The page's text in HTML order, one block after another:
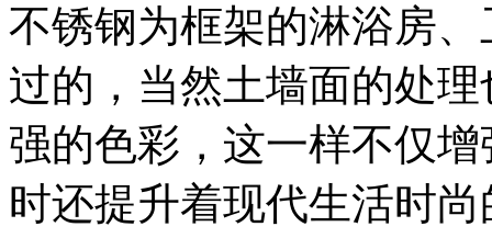
不锈钢为框架的淋浴房
过的，当然土墙面的处
强的色彩，这一样不仅
时还提升着现代生活时